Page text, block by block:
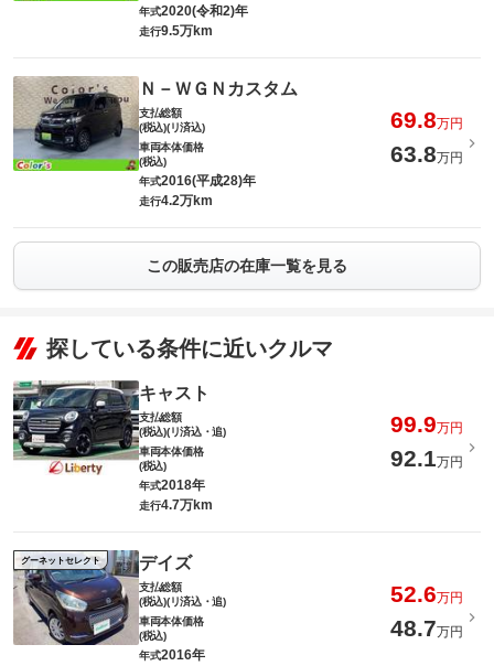
年式2020(令和2)年
走行9.5万km
Ｎ－ＷＧＮカスタム
支払総額
(税込)(リ済込)
69.8万円
車両本体価格
(税込)
63.8万円
年式2016(平成28)年
走行4.2万km
この販売店の在庫一覧を見る
探している条件に近いクルマ
キャスト
支払総額
(税込)(リ済込・追)
99.9万円
車両本体価格
(税込)
92.1万円
年式2018年
走行4.7万km
グーネットセレクト デイズ
支払総額
(税込)(リ済込・追)
52.6万円
車両本体価格
(税込)
48.7万円
年式2016年